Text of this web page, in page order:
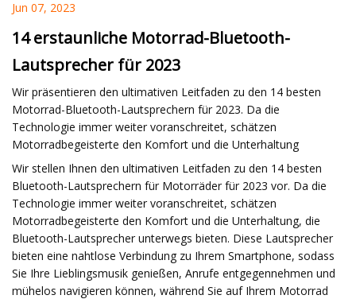
Jun 07, 2023
14 erstaunliche Motorrad-Bluetooth-
Lautsprecher für 2023
Wir präsentieren den ultimativen Leitfaden zu den 14 besten
Motorrad-Bluetooth-Lautsprechern für 2023. Da die
Technologie immer weiter voranschreitet, schätzen
Motorradbegeisterte den Komfort und die Unterhaltung
Wir stellen Ihnen den ultimativen Leitfaden zu den 14 besten
Bluetooth-Lautsprechern für Motorräder für 2023 vor. Da die
Technologie immer weiter voranschreitet, schätzen
Motorradbegeisterte den Komfort und die Unterhaltung, die
Bluetooth-Lautsprecher unterwegs bieten. Diese Lautsprecher
bieten eine nahtlose Verbindung zu Ihrem Smartphone, sodass
Sie Ihre Lieblingsmusik genießen, Anrufe entgegennehmen und
mühelos navigieren können, während Sie auf Ihrem Motorrad